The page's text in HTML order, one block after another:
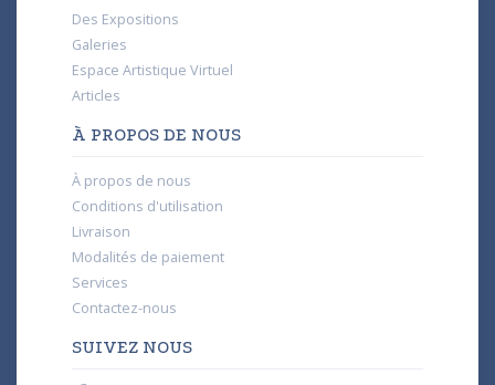
Des Expositions
Galeries
Espace Artistique Virtuel
Articles
À PROPOS DE NOUS
À propos de nous
Conditions d'utilisation
Livraison
Modalités de paiement
Services
Contactez-nous
SUIVEZ NOUS